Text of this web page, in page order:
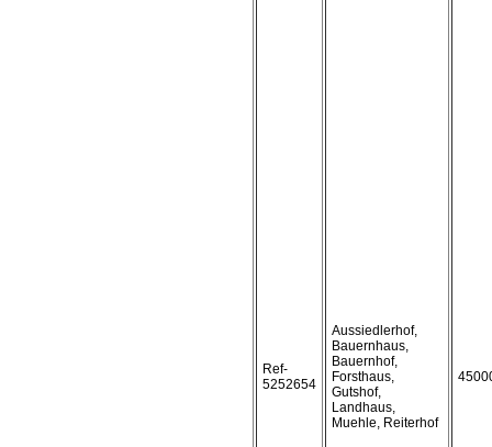
Ref-
5252654
Aussiedlerhof,
Bauernhaus,
Bauernhof,
Forsthaus,
Gutshof,
Landhaus,
Muehle, Reiterhof